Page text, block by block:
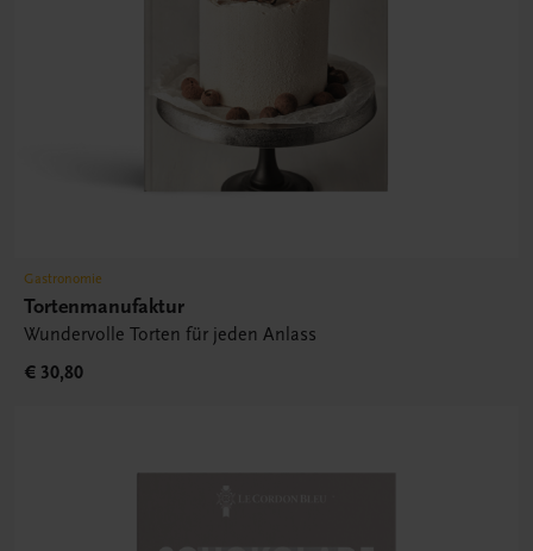
Gastronomie
Tortenmanufaktur
Wundervolle Torten für jeden Anlass
€ 30,80